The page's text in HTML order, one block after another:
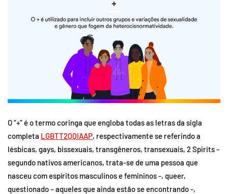
O “+” é o termo coringa que engloba todas as letras da sigla
completa LGBTT2QQIAAP, respectivamente se referindo a
lésbicas, gays, bissexuais, transgêneros, transexuais, 2 Spirits –
segundo nativos americanos, trata-se de uma pessoa que
nasceu com espíritos masculinos e femininos -, queer,
questionado – aqueles que ainda estão se encontrando -,